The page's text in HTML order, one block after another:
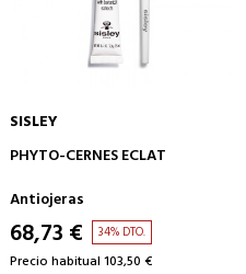
AÑADIR A LA CESTA
SISLEY
PHYTO-CERNES ECLAT
Antiojeras
68,73 € 34% DTO.
Precio habitual 103,50 €